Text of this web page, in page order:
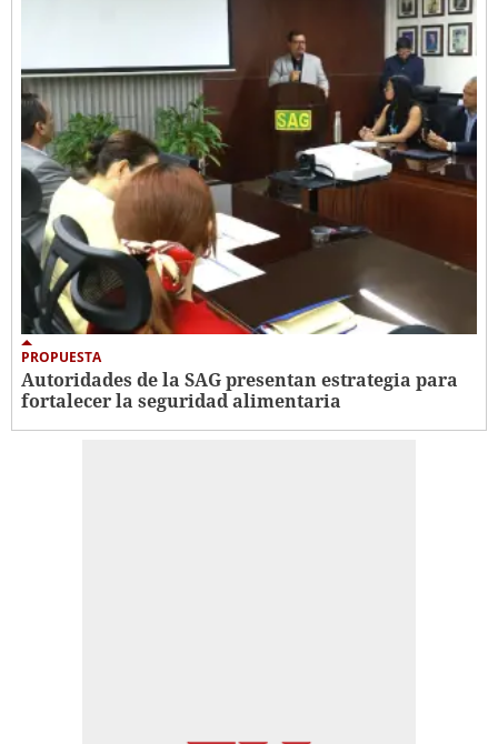
PROPUESTA
Autoridades de la SAG presentan estrategia para
fortalecer la seguridad alimentaria